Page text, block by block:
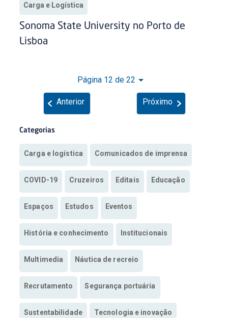
Carga e Logística
Sonoma State University no Porto de
Lisboa
Página 12 de 22
Anterior Próximo
Categorias
Carga e logística Comunicados de imprensa
COVID-19 Cruzeiros Editais Educação
Espaços Estudos Eventos
História e conhecimento Institucionais
Multimedia Náutica de recreio
Recrutamento Segurança portuária
Sustentabilidade Tecnologia e inovação